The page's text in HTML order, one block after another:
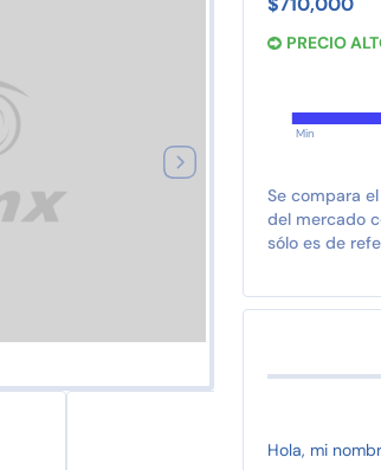
PRECIO
Min
Se compara
del mercado
sólo es de
Hola, mi